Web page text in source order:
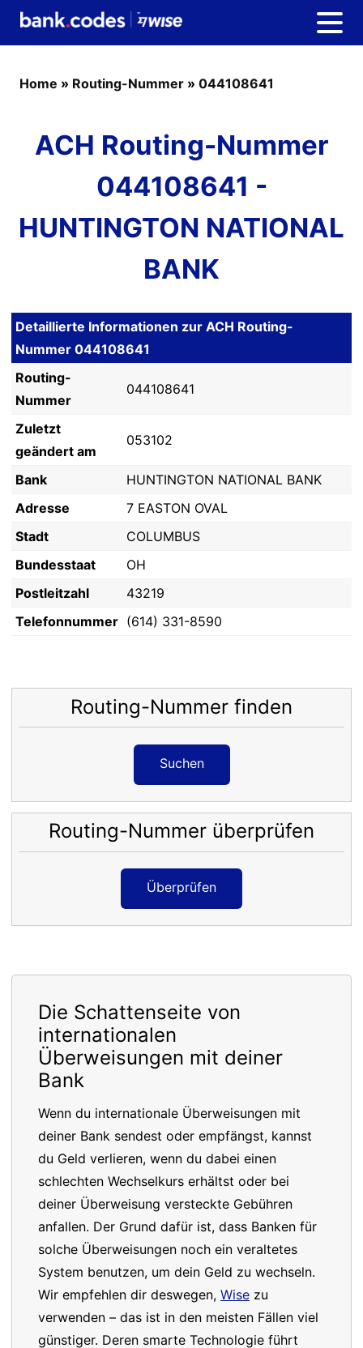
Home » Routing-Nummer » 044108641
ACH Routing-Nummer
044108641 -
HUNTINGTON NATIONAL
BANK
Detaillierte Informationen zur ACH Routing-
Nummer 044108641
Routing-
Nummer
044108641
Zuletzt
geändert am
053102
Bank
HUNTINGTON NATIONAL BANK
Adresse
7 EASTON OVAL
Stadt
COLUMBUS
Bundesstaat
OH
Postleitzahl
43219
Telefonnummer (614) 331-8590
Routing-Nummer finden
Suchen
Routing-Nummer überprüfen
Überprüfen
Die Schattenseite von
internationalen
Überweisungen mit deiner
Bank
Wenn du internationale Überweisungen mit
deiner Bank sendest oder empfängst, kannst
du Geld verlieren, wenn du dabei einen
schlechten Wechselkurs erhältst oder bei
deiner Überweisung versteckte Gebühren
anfallen. Der Grund dafür ist, dass Banken für
solche Überweisungen noch ein veraltetes
System benutzen, um dein Geld zu wechseln.
Wir empfehlen dir deswegen, Wise zu
verwenden – das ist in den meisten Fällen viel
günstiger. Deren smarte Technologie führt